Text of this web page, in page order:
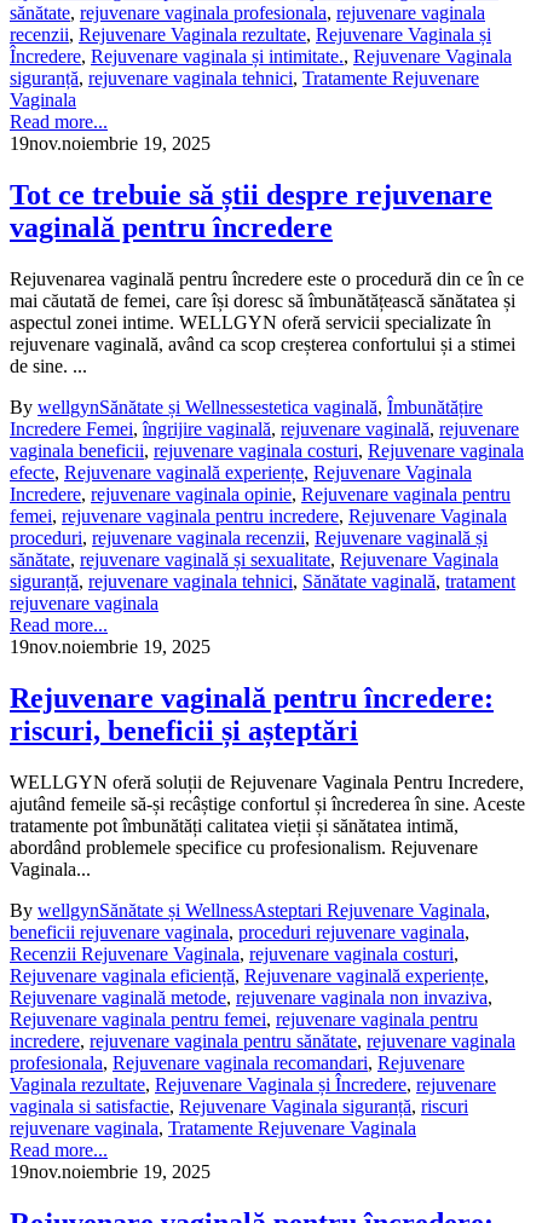
sănătate, rejuvenare vaginala profesionala, rejuvenare vaginala
recenzii, Rejuvenare Vaginala rezultate, Rejuvenare Vaginala și
Încredere, Rejuvenare vaginala și intimitate., Rejuvenare Vaginala
siguranță, rejuvenare vaginala tehnici, Tratamente Rejuvenare
Vaginala
Read more...
19nov.noiembrie 19, 2025
Tot ce trebuie să știi despre rejuvenare
vaginală pentru încredere
Rejuvenarea vaginală pentru încredere este o procedură din ce în ce
mai căutată de femei, care își doresc să îmbunătățească sănătatea și
aspectul zonei intime. WELLGYN oferă servicii specializate în
rejuvenare vaginală, având ca scop creșterea confortului și a stimei
de sine. ...
By wellgynSănătate și Wellnessestetica vaginală, Îmbunătățire
Incredere Femei,îngrijire vaginală, rejuvenare vaginală, rejuvenare
vaginala beneficii, rejuvenare vaginala costuri, Rejuvenare vaginala
efecte, Rejuvenare vaginală experiențe, Rejuvenare Vaginala
Incredere, rejuvenare vaginala opinie, Rejuvenare vaginala pentru
femei, rejuvenare vaginala pentru incredere, Rejuvenare Vaginala
proceduri, rejuvenare vaginala recenzii, Rejuvenare vaginală și
sănătate, rejuvenare vaginală și sexualitate, Rejuvenare Vaginala
siguranță, rejuvenare vaginala tehnici, Sănătate vaginală, tratament
rejuvenare vaginala
Read more...
19nov.noiembrie 19, 2025
Rejuvenare vaginală pentru încredere:
riscuri, beneficii și așteptări
WELLGYN oferă soluții de Rejuvenare Vaginala Pentru Incredere,
ajutând femeile să-și recâștige confortul și încrederea în sine. Aceste
tratamente pot îmbunătăți calitatea vieții și sănătatea intimă,
abordând problemele specifice cu profesionalism. Rejuvenare
Vaginala...
By wellgynSănătate și WellnessAsteptari Rejuvenare Vaginala,
beneficii rejuvenare vaginala, proceduri rejuvenare vaginala,
Recenzii Rejuvenare Vaginala, rejuvenare vaginala costuri,
Rejuvenare vaginala eficiență, Rejuvenare vaginală experiențe,
Rejuvenare vaginală metode, rejuvenare vaginala non invaziva,
Rejuvenare vaginala pentru femei, rejuvenare vaginala pentru
incredere, rejuvenare vaginala pentru sănătate, rejuvenare vaginala
profesionala, Rejuvenare vaginala recomandari, Rejuvenare
Vaginala rezultate, Rejuvenare Vaginala și Încredere, rejuvenare
vaginala si satisfactie, Rejuvenare Vaginala siguranță, riscuri
rejuvenare vaginala, Tratamente Rejuvenare Vaginala
Read more...
19nov.noiembrie 19, 2025